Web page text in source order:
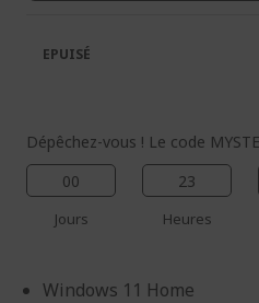
Dépêchez-vous ! Le code
00
Jours
23
Heures
Windows 11 Home
EPUISÉ